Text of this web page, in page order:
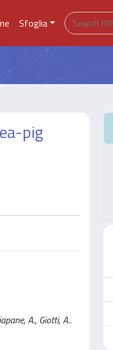
Sfoglia
pig
A., Giotti, A..